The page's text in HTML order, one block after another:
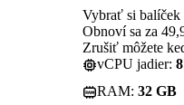
Vybrať si balíček
Obnoví sa za
Zrušiť môžete
vCPU jadier: 8
RAM: 32 GB